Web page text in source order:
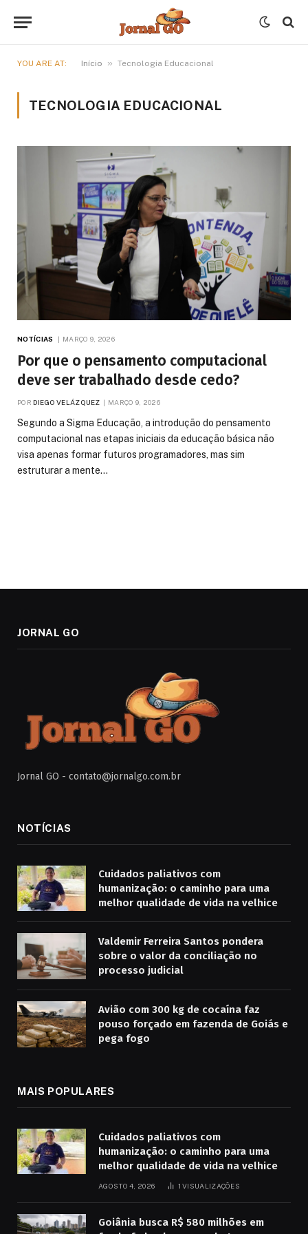
YOU ARE AT: Início » Tecnologia Educacional
TECNOLOGIA EDUCACIONAL
NOTÍCIAS MARÇO 9, 2026
Por que o pensamento computacional
deve ser trabalhado desde cedo?
POR DIEGO VELÁZQUEZ MARÇO 9, 2026
Segundo a Sigma Educação, a introdução do pensamento
computacional nas etapas iniciais da educação básica não
visa apenas formar futuros programadores, mas sim
estruturar a mente…
JORNAL GO
Jornal GO - contato@jornalgo.com.br
NOTÍCIAS
Cuidados paliativos com
humanização: o caminho para uma
melhor qualidade de vida na velhice
Valdemir Ferreira Santos pondera
sobre o valor da conciliação no
processo judicial
Avião com 300 kg de cocaína faz
pouso forçado em fazenda de Goiás e
pega fogo
MAIS POPULARES
Cuidados paliativos com
humanização: o caminho para uma
melhor qualidade de vida na velhice
AGOSTO 4, 2026 1VISUALIZAÇÕES
Goiânia busca R$ 580 milhões em